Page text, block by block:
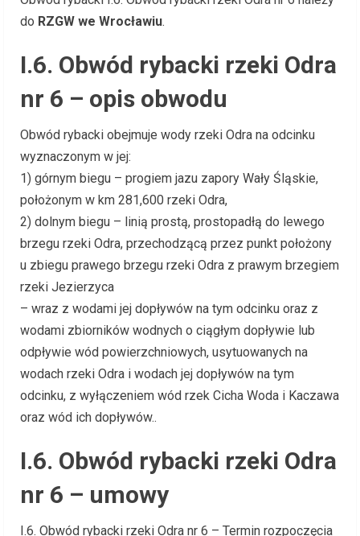
do RZGW we Wrocławiu.
I.6. Obwód rybacki rzeki Odra
nr 6 – opis obwodu
Obwód rybacki obejmuje wody rzeki Odra na odcinku
wyznaczonym w jej:
1) górnym biegu – progiem jazu zapory Wały Śląskie,
położonym w km 281,600 rzeki Odra,
2) dolnym biegu – linią prostą, prostopadłą do lewego
brzegu rzeki Odra, przechodzącą przez punkt położony
u zbiegu prawego brzegu rzeki Odra z prawym brzegiem
rzeki Jezierzyca
– wraz z wodami jej dopływów na tym odcinku oraz z
wodami zbiorników wodnych o ciągłym dopływie lub
odpływie wód powierzchniowych, usytuowanych na
wodach rzeki Odra i wodach jej dopływów na tym
odcinku, z wyłączeniem wód rzek Cicha Woda i Kaczawa
oraz wód ich dopływów..
I.6. Obwód rybacki rzeki Odra
nr 6 – umowy
I.6. Obwód rybacki rzeki Odra nr 6 – Termin rozpoczęcia